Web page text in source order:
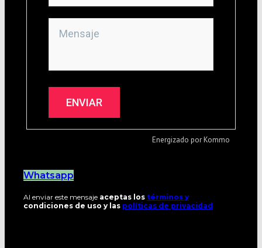
Whatsapp
Al enviar este mensaje aceptas los términos y
condiciones de uso y las políticas de privacidad